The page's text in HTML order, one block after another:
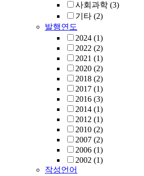
사회과학 (3)
기타 (2)
발행연도
2024 (1)
2022 (2)
2021 (1)
2020 (2)
2018 (2)
2017 (1)
2016 (3)
2014 (1)
2012 (1)
2010 (2)
2007 (2)
2006 (1)
2002 (1)
작성언어